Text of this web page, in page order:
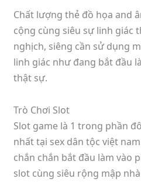
Chất lượng thẻ đồ họa and
cộng cùng siêu sự linh giác
nghịch, siêng cần sử dụng
linh giác như đang bắt đầu
thật sự.
Trò Chơi Slot
Slot game là 1 trong phần
nhất tại sex dân tộc việt
chắn chắn bắt đầu làm vào
slot cùng siêu rộng mập